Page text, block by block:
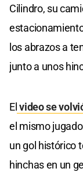
Cilindro, su
los abrazos a
junto a unos
Elvideo se
el mismo
un gol histórico
hinchas en un